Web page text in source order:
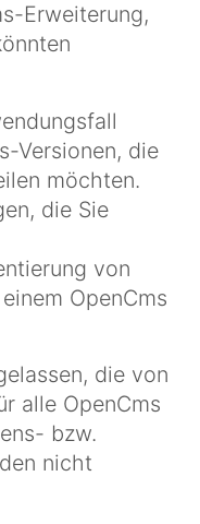
Erweiterung,
Versionen, die
möchten.
die Sie
von
OpenCms
die von
alle OpenCms
bzw.
nicht